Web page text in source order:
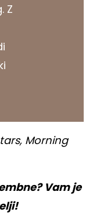
Z
Morning
Vam je